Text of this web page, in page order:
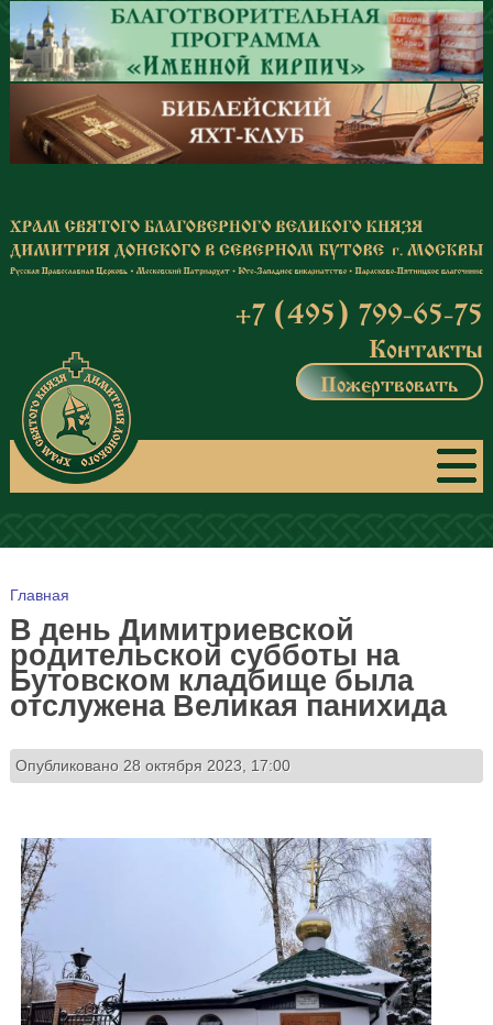
Перейти к основному содержанию
+7 (495) 799-65-75
Контакты
Пожертвовать
Вы здесь
Главная
В день Димитриевской
родительской субботы на
Бутовском кладбище была
отслужена Великая панихида
Опубликовано 28 октября 2023, 17:00